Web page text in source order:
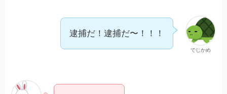
でじかめ
逮捕だ！逮捕だ〜！！！